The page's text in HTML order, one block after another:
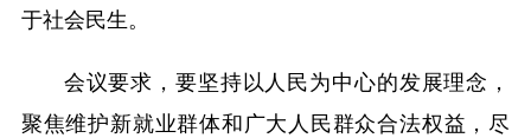
于社会民生。
会议要求，要坚持以人民为中心的发展理念，
聚焦维护新就业群体和广大人民群众合法权益，尽